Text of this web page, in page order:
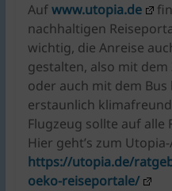
Aufwww.utopia.de
nachhaltigen
wichtig, die Anreise
gestalten, also mit
oder auch mit dem
erstaunlich
Flugzeug sollte auf alle
Hier geht’s zum
https://utopia.de/
oeko-reiseportale/